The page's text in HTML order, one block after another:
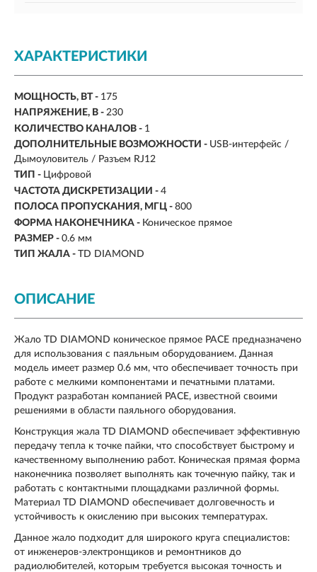
ХАРАКТЕРИСТИКИ
МОЩНОСТЬ, ВТ - 175
НАПРЯЖЕНИЕ, В - 230
КОЛИЧЕСТВО КАНАЛОВ - 1
ДОПОЛНИТЕЛЬНЫЕ ВОЗМОЖНОСТИ - USB-интерфейс /
Дымоуловитель / Разъем RJ12
ТИП - Цифровой
ЧАСТОТА ДИСКРЕТИЗАЦИИ - 4
ПОЛОСА ПРОПУСКАНИЯ, МГЦ - 800
ФОРМА НАКОНЕЧНИКА - Коническое прямое
РАЗМЕР - 0.6 мм
ТИП ЖАЛА - TD DIAMOND
ОПИСАНИЕ
Жало TD DIAMOND коническое прямое PACE предназначено
для использования с паяльным оборудованием. Данная
модель имеет размер 0.6 мм, что обеспечивает точность при
работе с мелкими компонентами и печатными платами.
Продукт разработан компанией PACE, известной своими
решениями в области паяльного оборудования.
Конструкция жала TD DIAMOND обеспечивает эффективную
передачу тепла к точке пайки, что способствует быстрому и
качественному выполнению работ. Коническая прямая форма
наконечника позволяет выполнять как точечную пайку, так и
работать с контактными площадками различной формы.
Материал TD DIAMOND обеспечивает долговечность и
устойчивость к окислению при высоких температурах.
Данное жало подходит для широкого круга специалистов:
от инженеров-электронщиков и ремонтников до
радиолюбителей, которым требуется высокая точность и